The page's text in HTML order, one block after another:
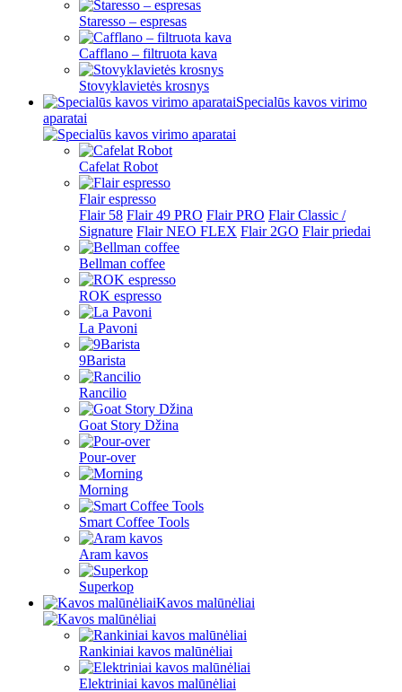
Staresso – espresas
Cafflano – filtruota kava
Stovyklavietės krosnys
Specialūs kavos virimo
aparatai
Cafelat Robot
Flair espresso
Flair 58 Flair 49 PRO Flair PRO Flair Classic /
Signature Flair NEO FLEX Flair 2GO Flair priedai
Bellman coffee
ROK espresso
La Pavoni
9Barista
Rancilio
Goat Story Džina
Pour-over
Morning
Smart Coffee Tools
Aram kavos
Superkop
Kavos malūnėliai
Rankiniai kavos malūnėliai
Elektriniai kavos malūnėliai